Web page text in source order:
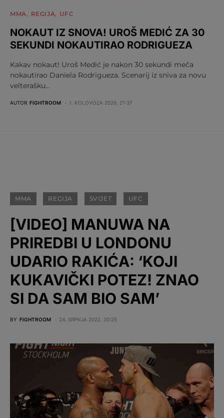
MMA REGIJA UFC
NOKAUT IZ SNOVA! UROŠ MEDIĆ ZA 30
SEKUNDI NOKAUTIRAO RODRIGUEZA
Kakav nokaut! Uroš Medić je nakon 30 sekundi meča
nokautirao Daniela Rodrigueza. Scenarij iz sniva za novu
velterašku…
AUTOR FIGHTROOM 1. KOLOVOZA 2026. 21:37
MMA REGIJA SVIJET UFC
[VIDEO] MANUWA NA
PRIREDBI U LONDONU
UDARIO RAKIĆA: ‘KOJI
KUKAVIČKI POTEZ! ZNAO
SI DA SAM BIO SAM’
BY FIGHTROOM 24. SRPNJA 2022. 20:25